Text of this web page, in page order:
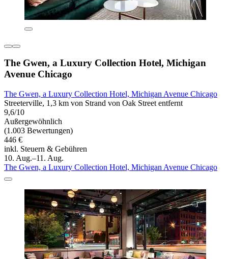
The Gwen, a Luxury Collection Hotel, Michigan
Avenue Chicago
The Gwen, a Luxury Collection Hotel, Michigan Avenue Chicago
Streeterville, 1,3 km von Strand von Oak Street entfernt
9,6/10
Außergewöhnlich
(1.003 Bewertungen)
446 €
inkl. Steuern & Gebühren
10. Aug.–11. Aug.
The Gwen, a Luxury Collection Hotel, Michigan Avenue Chicago